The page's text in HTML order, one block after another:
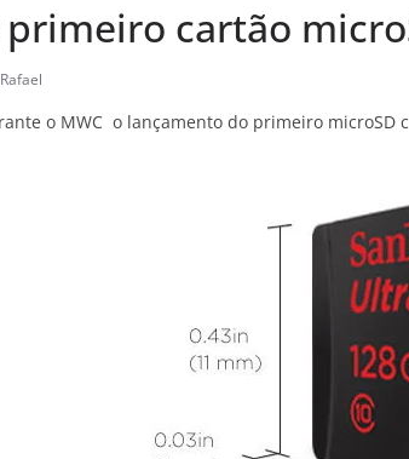
cartão
Rafael
o MWC o lançamento do primeiro microSD